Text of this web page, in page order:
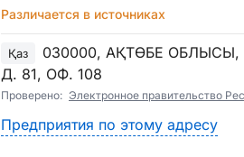
Различается в источниках
Қаз
030000, АҚТӨБЕ
Д. 81, ОФ. 108
Проверено: Электронное правительство
Предприятия по этому адресу